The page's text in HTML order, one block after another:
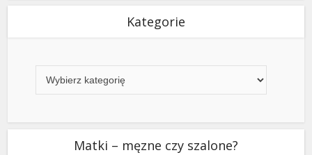
Kategorie
Matki – męzne czy szalone?